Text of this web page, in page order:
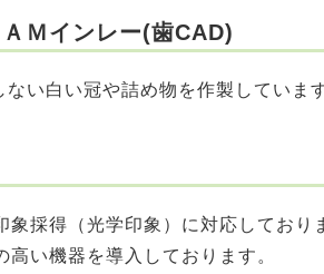
Ｍインレー(歯CAD)
い白い冠や詰め物を作製しています
採得（光学印象）に対応しており
い機器を導入しております。